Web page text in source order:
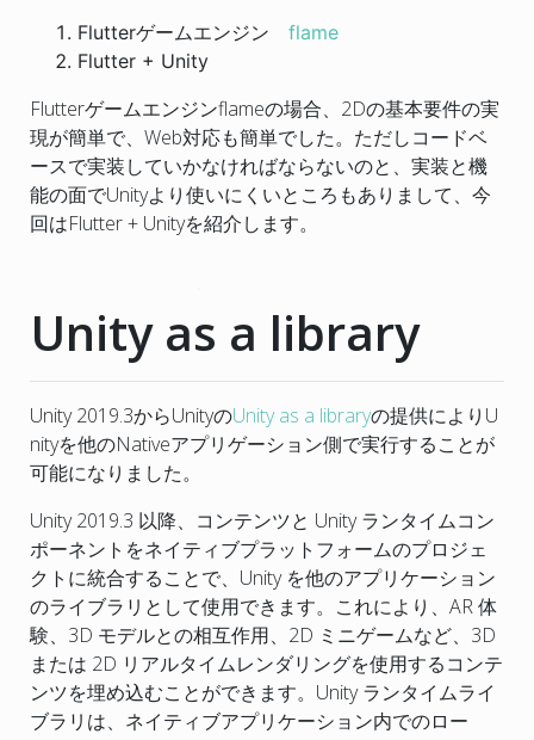
Flutterゲームエンジン flame
Flutter + Unity
Flutterゲームエンジンflameの場合、2Dの基本要件の実
現が簡単で、Web対応も簡単でした。ただしコードベ
ースで実装していかなければならないのと、実装と機
能の面でUnityより使いにくいところもありまして、今
回はFlutter + Unityを紹介します。
Unity as a library
Unity 2019.3からUnityのUnity as a libraryの提供によりU
nityを他のNativeアプリゲーション側で実行することが
可能になりました。
Unity 2019.3 以降、コンテンツと Unity ランタイムコン
ポーネントをネイティブプラットフォームのプロジェ
クトに統合することで、Unity を他のアプリケーション
のライブラリとして使用できます。これにより、AR 体
験、3D モデルとの相互作用、2D ミニゲームなど、3D
または 2D リアルタイムレンダリングを使用するコンテ
ンツを埋め込むことができます。Unity ランタイムライ
ブラリは、ネイティブアプリケーション内でのロー